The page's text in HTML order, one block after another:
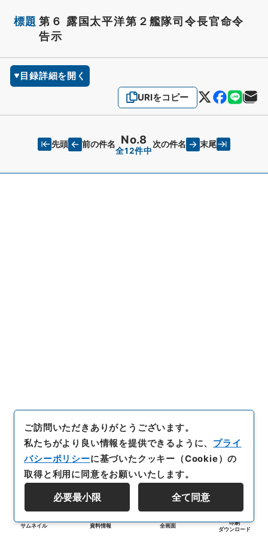
標題 第６ 露国太平洋第２艦隊司令長官命令
告示
目録詳細を開く
URIをコピー
先頭 前の件名 No.8
全12件中
次の件名 末尾
サムネイル 資料情報 全画面
印刷
ダウンロード
ご訪問いただきありがとうございます。
私たちがより良い情報を提供できるように、 プライ
バシーポリシーに基づいたクッキー（Cookie）の
取得と利用に同意をお願いいたします。
必要最小限 全て同意